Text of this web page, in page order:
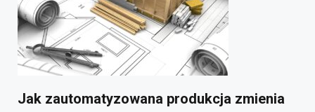
Jak zautomatyzowana produkcja zmienia